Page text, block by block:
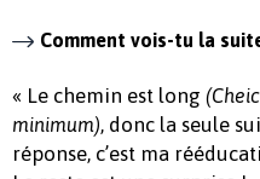
Comment vois-tu la
« Le chemin est long
minimum), donc la seule
réponse, c’est ma